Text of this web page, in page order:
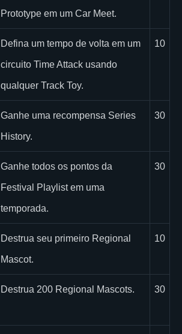
Prototype em um Car Meet.
Defina um tempo de volta em um
circuito Time Attack usando
qualquer Track Toy.
10
Ganhe uma recompensa Series
History.
30
Ganhe todos os pontos da
Festival Playlist em uma
temporada.
30
Destrua seu primeiro Regional
Mascot.
10
Destrua 200 Regional Mascots. 30